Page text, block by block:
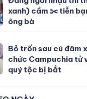
Đang ngồi nhậu thì
xanh) cầm ✂️ tiễn
ông bà
Bỏ trốn sau cú đâm